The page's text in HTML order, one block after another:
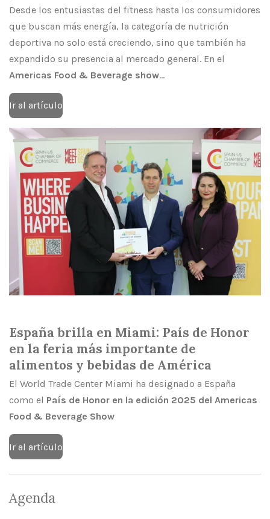
Desde los entusiastas del fitness hasta los consumidores
que buscan más energía, la categoría de nutrición
deportiva no solo está creciendo, sino que también ha
expandido su presencia al mercado general. En el
Americas Food & Beverage show...
Ir al artículo
España brilla en Miami: País de Honor
en la feria más importante de
alimentos y bebidas de América
El World Trade Center Miami ha designado a España
como el País de Honor en la edición 2025 del Americas
Food & Beverage Show
Ir al artículo
Agenda